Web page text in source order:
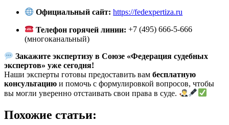
Официальный сайт: https://fedexpertiza.ru
Телефон горячей линии: +7 (495) 666-5-666
(многоканальный)
Закажите экспертизу в Союзе «Федерация судебных
экспертов» уже сегодня!
Наши эксперты готовы предоставить вам бесплатную
консультацию и помочь с формулировкой вопросов, чтобы
вы могли уверенно отстаивать свои права в суде.
Похожие статьи: